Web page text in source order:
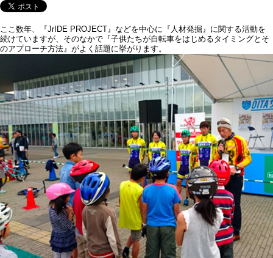
ここ数年、『JrIDE PROJECT』などを中心に『人材発掘』に関する活動を
続けていますが、そのなかで『子供たちが自転車をはじめるタイミングとそ
のアプローチ方法』がよく話題に挙がります。